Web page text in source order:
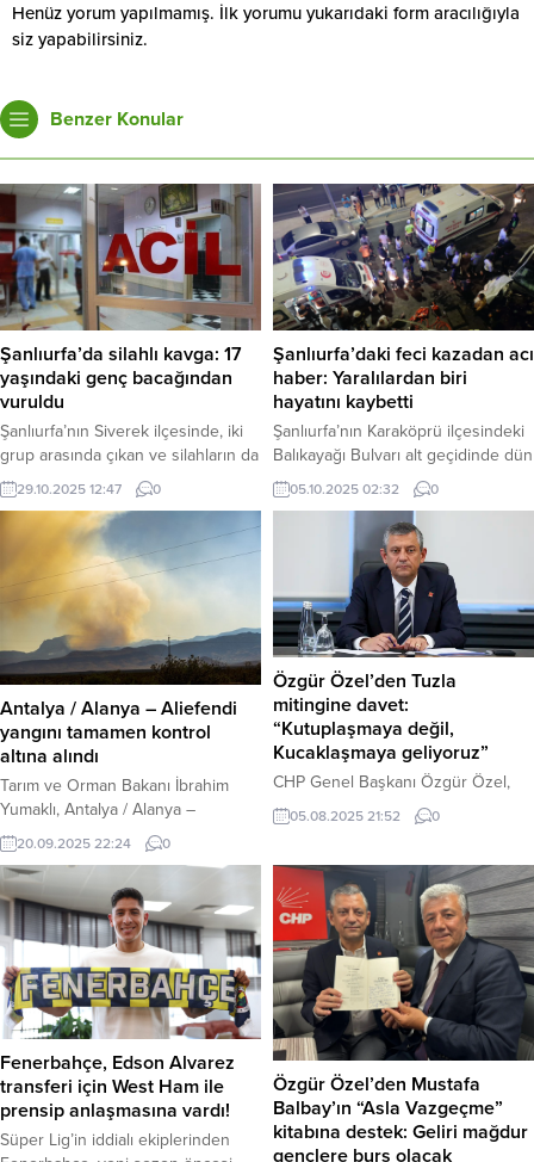
Henüz yorum yapılmamış. İlk yorumu yukarıdaki form aracılığıyla
siz yapabilirsiniz.
Benzer Konular
Şanlıurfa’da silahlı kavga: 17
yaşındaki genç bacağından
vuruldu
Şanlıurfa’nın Siverek ilçesinde, iki
grup arasında çıkan ve silahların da
kullanıldığı kavgada 17 yaşındaki
Muhammed Emin Kasap, bacağına
isabet eden mermiyle yaralandı.
Polis, olaya karışıp kaçan
şüphelileri yakalamak için çalışma
başlattı. Haber Merkezi – Olay, dün
Siverek ilçesi Güzelşehir
Mahallesi’nde meydana geldi.
Edinilen bilgiye göre, iki grup
29.10.2025 12:47 0
Şanlıurfa’daki feci kazadan acı
haber: Yaralılardan biri
hayatını kaybetti
Şanlıurfa’nın Karaköprü ilçesindeki
Balıkayağı Bulvarı alt geçidinde dün
gece meydana gelen zincirleme
trafik kazasının detayları ortaya
çıktı. Hatalı sollama sonucu
meydana geldiği iddia edilen feci
kazada, hafif ticari araç sürücüsü
Mustafa Demir hayatını kaybetti, 4
kişi de yaralandı. Haber Merkezi –
Kaza, dün (Cumartesi) gece
saatlerinde Balıkayağı Köprülü
Kavşağı alt...
05.10.2025 02:32 0
Antalya / Alanya – Aliefendi
yangını tamamen kontrol
altına alındı
Tarım ve Orman Bakanı İbrahim
Yumaklı, Antalya / Alanya –
Aliefendi yangınının tamamen
kontrol altına alındığını bildirdi.
Haber Merkezi – Tarım ve Orman
Bakanı İbrahim Yumaklı, ülkenin
bazı yerlerinde devam eden orman
yangınları hakkında açıklama yaptı.
Bakan Yumaklı,
açıklamasında Antalya / Alanya –
Aliefendi yangınının tamamen
Yumaklı’nın...
20.09.2025 22:24 0
Özgür Özel’den Tuzla
mitingine davet:
“Kutuplaşmaya değil,
Kucaklaşmaya geliyoruz”
CHP Genel Başkanı Özgür Özel,
partisinin yarın akşam Tuzla’da
düzenleyeceği halk buluşmasına
“İşçiye, emekliye, çiftçiye, memura
adalet getirmek için geliyoruz!”
dedi. Haber Merkezi – Cumhuriyet
Halk Partisi (CHP), halk
buluşmalarına İstanbul’un Tuzla
ilçesinde devam ediyor. CHP Genel
Başkanı Özgür Özel, yarın (6
Ağustos 2025, Çarşamba)...
05.08.2025 21:52 0
Fenerbahçe, Edson Alvarez
transferi için West Ham ile
prensip anlaşmasına vardı!
Süper Lig’in iddialı ekiplerinden
Özgür Özel’den Mustafa
Balbay’ın “Asla Vazgeçme”
kitabına destek: Geliri mağdur
gençlere burs olacak